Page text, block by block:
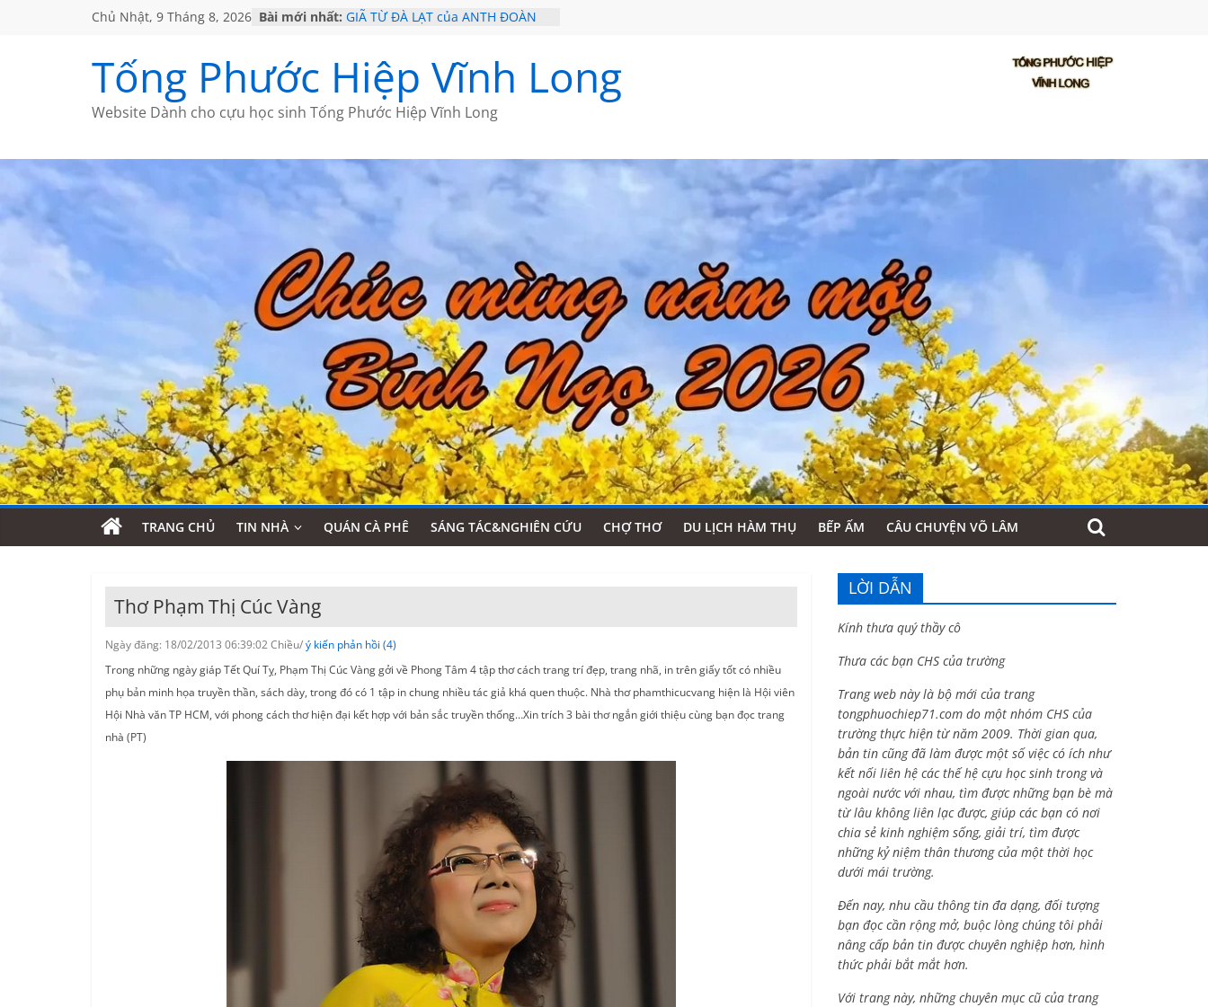
Chủ Nhật, 9 Tháng 8, 2026 Bài mới nhất: GIÃ TỪ ĐÀ LẠT của ANTH ĐOÀN
KHÔNG ĐỀ 19 CỦA THÁI LÃO
CHÙM THƠ CỦA BÍCH HÀ
Tống Phước Hiệp Vĩnh Long
Website Dành cho cựu học sinh Tống Phước Hiệp Vĩnh Long
TRANG CHỦ TIN NHÀ QUÁN CÀ PHÊ SÁNG TÁC&NGHIÊN CỨU CHỢ THƠ DU LỊCH HÀM THỤ BẾP ẤM CÂU CHUYỆN VÕ LÂM
Thơ Phạm Thị Cúc Vàng
Ngày đăng: 18/02/2013 06:39:02 Chiều/ý kiến phản hồi (4)
Trong những ngày giáp Tết Quí Tỵ, Phạm Thị Cúc Vàng gởi về Phong Tâm 4 tập thơ cách trang trí đẹp, trang nhã, in trên giấy tốt có nhiều
phụ bản minh họa truyền thần, sách dày, trong đó có 1 tập in chung nhiều tác giả khá quen thuộc. Nhà thơ phamthicucvang hiện là Hội viên
Hội Nhà văn TP HCM, với phong cách thơ hiện đại kết hợp với bản sắc truyền thống…Xin trích 3 bài thơ ngắn giới thiệu cùng bạn đọc trang
nhà (PT)
LỜI DẪN
Kính thưa quý thầy cô
Thưa các bạn CHS của trường
Trang web này là bộ mới của trang
tongphuochiep71.com do một nhóm CHS của
trường thực hiện từ năm 2009. Thời gian qua,
bản tin cũng đã làm được một số việc có ích như
kết nối liên hệ các thế hệ cựu học sinh trong và
ngoài nước với nhau, tìm được những bạn bè mà
từ lâu không liên lạc được, giúp các bạn có nơi
chia sẻ kinh nghiệm sống, giải trí, tìm được
những kỷ niệm thân thương của một thời học
dưới mái trường.
Đến nay, nhu cầu thông tin đa dạng, đối tượng
bạn đọc cần rộng mở, buộc lòng chúng tôi phải
nâng cấp bản tin được chuyên nghiệp hơn, hình
thức phải bắt mắt hơn.
Với trang này, những chuyên mục cũ của trang